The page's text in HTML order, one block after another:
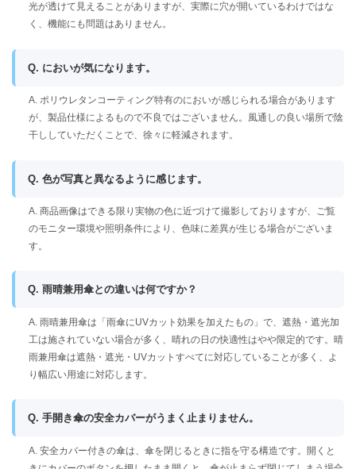
光が透けて見えることがありますが、実際に穴が開いているわけではな
く、機能にも問題はありません。
Q. においが気になります。
A. ポリウレタンコーティング特有のにおいが感じられる場合があります
が、製品仕様によるもので不良ではございません。風通しの良い場所で陰
干ししていただくことで、徐々に軽減されます。
Q. 色が写真と異なるように感じます。
A. 商品画像はできる限り実物の色に近づけて撮影しておりますが、ご覧
のモニター環境や照明条件により、色味に差異が生じる場合がございま
す。
Q. 雨晴兼用傘との違いは何ですか？
A. 雨晴兼用傘は「雨傘にUVカット効果を加えたもの」で、遮熱・遮光加
工は施されていない場合が多く、晴れの日の快適性はやや限定的です。晴
雨兼用傘は遮熱・遮光・UVカットすべてに対応していることが多く、よ
り幅広い用途に対応します。
Q. 手開き傘の安全カバーがうまく止まりません。
A. 安全カバー付きの傘は、傘を閉じるときに指を守る構造です。開くと